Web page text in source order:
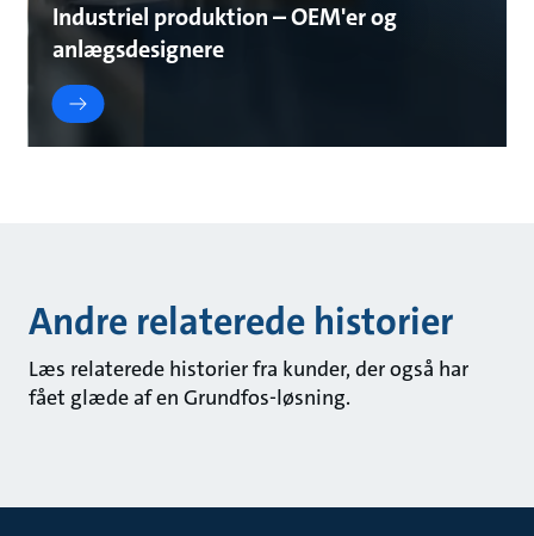
Industriel produktion – OEM'er og
anlægsdesignere
Andre relaterede historier
Læs relaterede historier fra kunder, der også har
fået glæde af en Grundfos-løsning.